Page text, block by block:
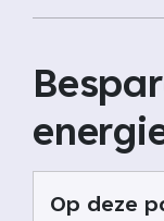
Op deze